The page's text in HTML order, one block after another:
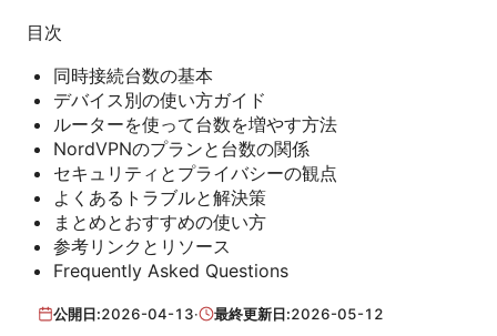
目次
同時接続台数の基本
デバイス別の使い方ガイド
ルーターを使って台数を増やす方法
NordVPNのプランと台数の関係
セキュリティとプライバシーの観点
よくあるトラブルと解決策
まとめとおすすめの使い方
参考リンクとリソース
Frequently Asked Questions
公開日:2026-04-13· 最終更新日:2026-05-12